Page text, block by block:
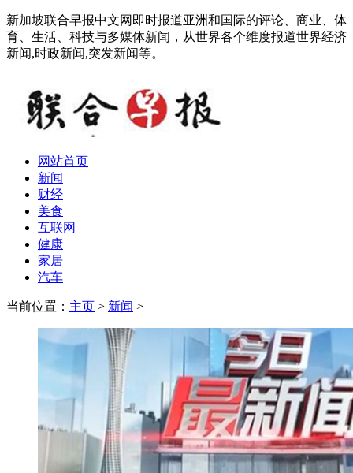
新加坡联合早报中文网即时报道亚洲和国际的评论、商业、体
育、生活、科技与多媒体新闻，从世界各个维度报道世界经济
新闻,时政新闻,突发新闻等。
网站首页
新闻
财经
美食
互联网
健康
家居
汽车
当前位置： 主页 > 新闻 >